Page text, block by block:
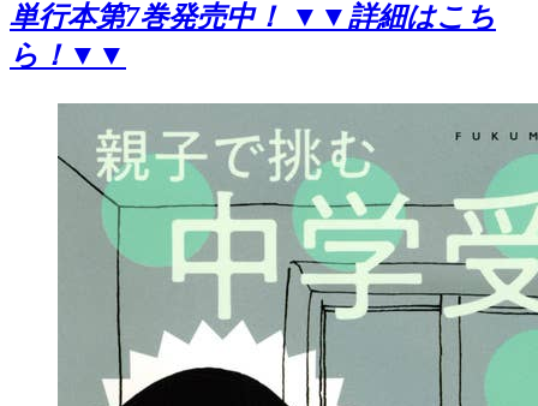
単行本第7巻発売中！ ▼▼詳細はこち
ら！▼▼